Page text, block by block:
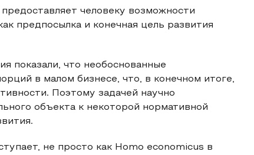
человеку возможности
предпосылка и конечная цель развития
показали, что необоснованные
в малом бизнесе, что, в конечном итоге,
Поэтому задачей научно
объекта к некоторой нормативной
не просто как Homo economicus в